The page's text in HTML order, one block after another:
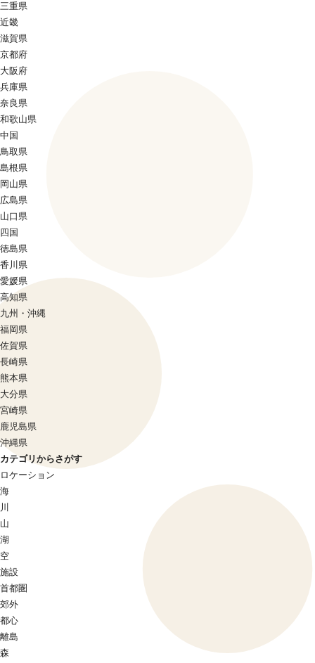
三重県
近畿
滋賀県
京都府
大阪府
兵庫県
奈良県
和歌山県
中国
鳥取県
島根県
岡山県
広島県
山口県
四国
徳島県
香川県
愛媛県
高知県
九州・沖縄
福岡県
佐賀県
長崎県
熊本県
大分県
宮崎県
鹿児島県
沖縄県
カテゴリからさがす
ロケーション
海
川
山
湖
空
施設
首都圏
郊外
都心
離島
森